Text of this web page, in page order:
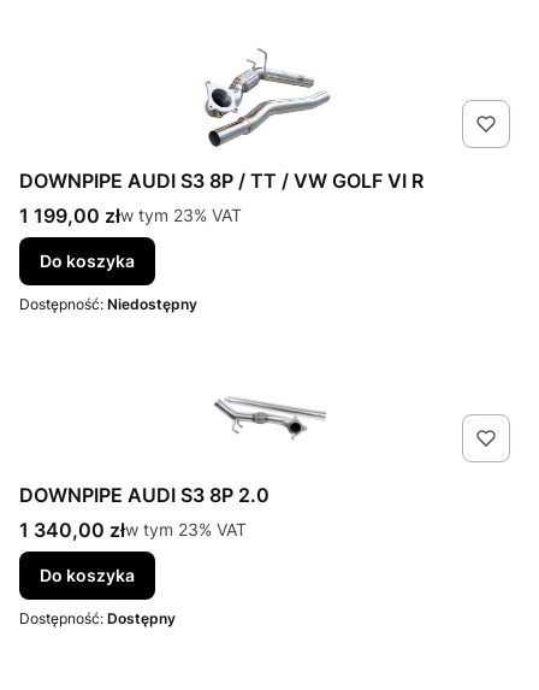
DOWNPIPE AUDI S3 8P / TT / VW GOLF VI R
Cena brutto
1 199,00 złw tym %s VAT
w tym 23% VAT
Do koszyka
Dostępność: Niedostępny
DOWNPIPE AUDI S3 8P 2.0
Cena brutto
1 340,00 złw tym %s VAT
w tym 23% VAT
Do koszyka
Dostępność: Dostępny